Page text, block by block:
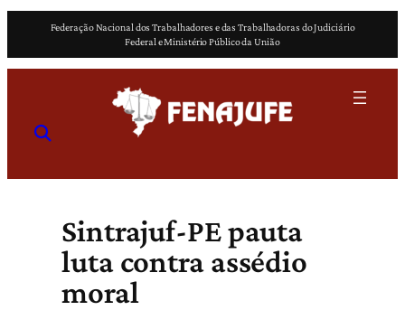
o
Federação Nacional dos Trabalhadores e das Trabalhadoras do Judiciário
Federal e Ministério Público da União
Sintrajuf-PE pauta
luta contra assédio
moral